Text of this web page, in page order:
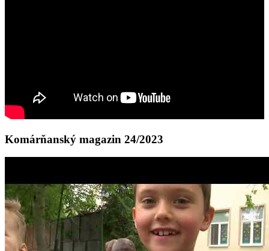
Komárňanský magazin 24/2023